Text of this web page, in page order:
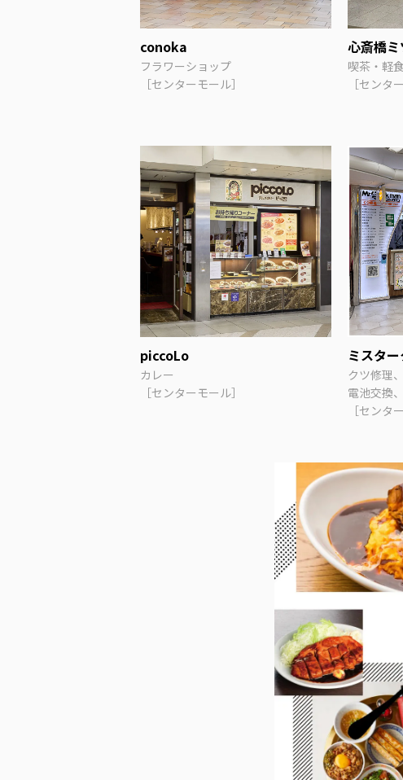
conoka
フラワーショップ
［センターモール］
心斎橋ミ
喫茶・軽食
［センタ
piccoLo
カレー
［センターモール］
ミスタ
クツ修理
電池交換、
［センタ